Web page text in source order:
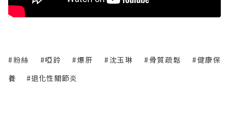
#粉絲 #啞鈴 #爆肝 #沈玉琳 #骨質疏鬆
#健康保
養
#退化性關節炎